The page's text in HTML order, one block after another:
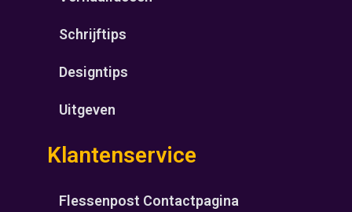
Schrijftips
Designtips
Uitgeven
Klantenservice
Flessenpost Contactpagina